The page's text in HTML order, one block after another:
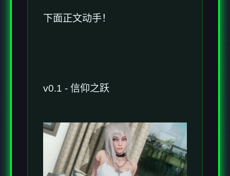
下面正文动手！
v0.1 - 信仰之跃